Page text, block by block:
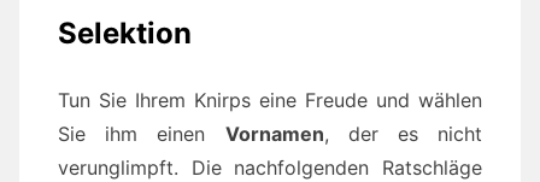
Selektion
Tun Sie Ihrem Knirps eine Freude und wählen
Sie ihm einen Vornamen, der es nicht
verunglimpft. Die nachfolgenden Ratschläge